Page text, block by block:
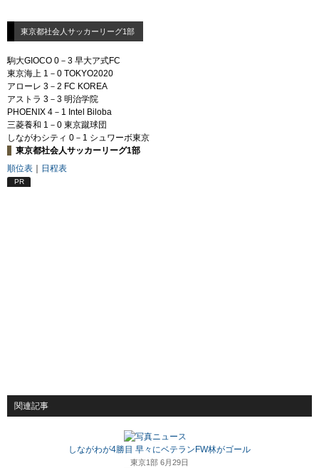
東京都社会人サッカーリーグ1部
駒大GIOCO 0－3 早大ア式FC
東京海上 1－0 TOKYO2020
アローレ 3－2 FC KOREA
アストラ 3－3 明治学院
PHOENIX 4－1 Intel Biloba
三菱養和 1－0 東京蹴球団
しながわシティ 0－1 シュワーボ東京
東京都社会人サッカーリーグ1部
順位表
日程表
PR
関連記事
しながわが4勝目 早々にベテランFW林がゴール
東京1部 6月29日